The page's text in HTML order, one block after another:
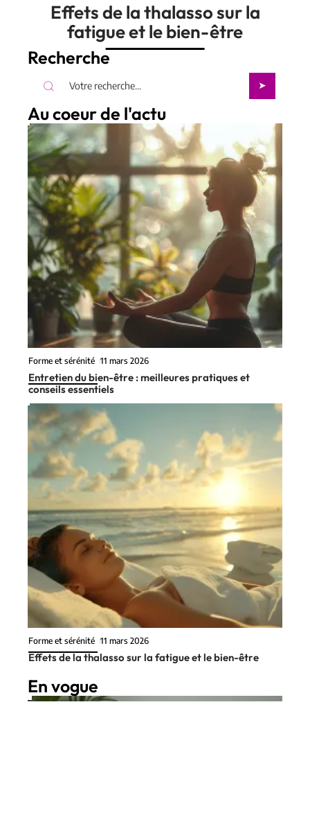
Effets de la thalasso sur la
fatigue et le bien-être
Recherche
Au coeur de l'actu
Forme et sérénité 11 mars 2026
Entretien du bien-être : meilleures pratiques et
conseils essentiels
Forme et sérénité 11 mars 2026
Effets de la thalasso sur la fatigue et le bien-être
En vogue